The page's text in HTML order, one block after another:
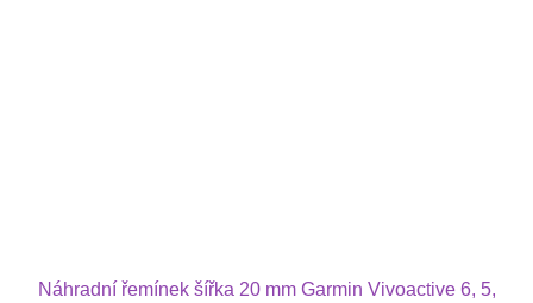
Náhradní řemínek šířka 20 mm Garmin Vivoactive 6, 5,